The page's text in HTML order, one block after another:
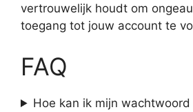
vertrouwelijk houdt om
toegang tot jouw account te
FAQ
Hoe kan ik mijn